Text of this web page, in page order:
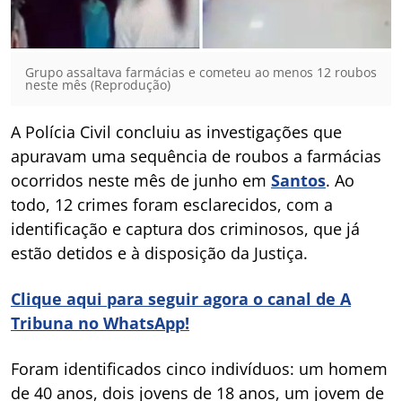
Grupo assaltava farmácias e cometeu ao menos 12 roubos
neste mês (Reprodução)
A Polícia Civil concluiu as investigações que
apuravam uma sequência de roubos a farmácias
ocorridos neste mês de junho em Santos. Ao
todo, 12 crimes foram esclarecidos, com a
identificação e captura dos criminosos, que já
estão detidos e à disposição da Justiça.
Clique aqui para seguir agora o canal de A
Tribuna no WhatsApp!
Foram identificados cinco indivíduos: um homem
de 40 anos, dois jovens de 18 anos, um jovem de